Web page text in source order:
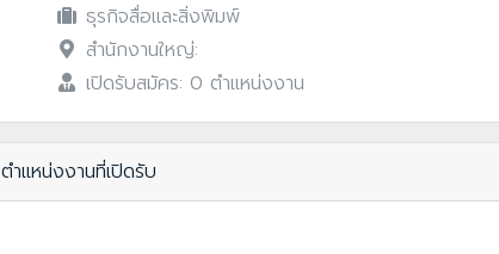
ธุรกิจสื่อและสิ่งพิมพ์
สำนักงานใหญ่:
เปิดรับสมัคร: 0 ตำแหน่งงาน
ตำแหน่งงานที่เปิดรับ